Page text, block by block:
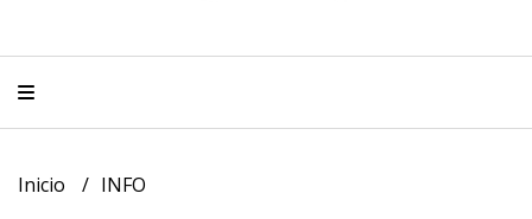
Inicio INFO